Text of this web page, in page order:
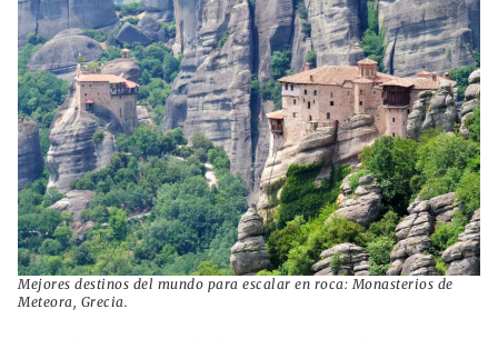
Mejores destinos del mundo para escalar en roca: Monasterios de
Meteora, Grecia.